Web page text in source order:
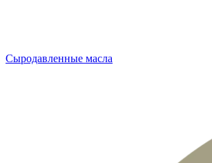
Сыродавленные масла